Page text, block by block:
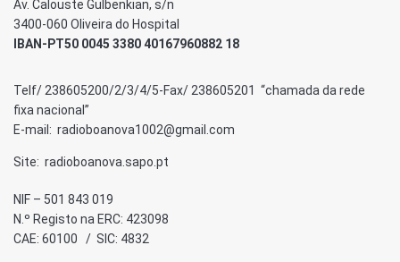
Av. Calouste Gulbenkian, s/n
3400-060 Oliveira do Hospital
IBAN-PT50 0045 3380 40167960882 18
Telf/ 238605200/2/3/4/5-Fax/ 238605201 “chamada da rede
fixa nacional”
E-mail: radioboanova1002@gmail.com
Site: radioboanova.sapo.pt
NIF – 501 843 019
N.º Registo na ERC: 423098
CAE: 60100 / SIC: 4832